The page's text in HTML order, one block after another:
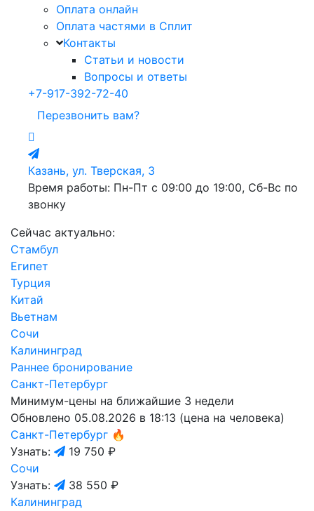
Оплата онлайн
Оплата частями в Сплит
Контакты
Статьи и новости
Вопросы и ответы
+7-917-392-72-40
Перезвонить вам?
Казань, ул. Тверская, 3
Время работы: Пн-Пт с 09:00 до 19:00, Сб-Вс по
звонку
Сейчас актуально:
Стамбул
Египет
Турция
Китай
Вьетнам
Сочи
Калининград
Раннее бронирование
Санкт-Петербург
Минимум-цены на ближайшие 3 недели
Обновлено 05.08.2026 в 18:13 (цена на человека)
Санкт-Петербург 🔥
Узнать:
19 750 ₽
Сочи
Узнать:
38 550 ₽
Калининград